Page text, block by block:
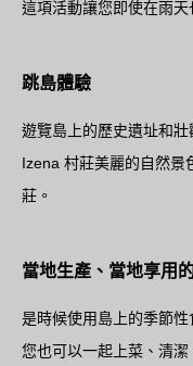
這項活動讓您即使在雨天
跳島體驗
遊覽島上的歷史遺址和
Izena 村莊美麗的自然景
莊。
當地生產、當地享用
是時候使用島上的季節性
您也可以一起上菜、清